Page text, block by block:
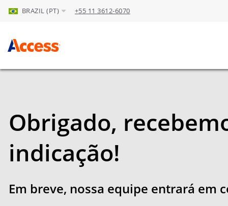
Skip to Main Content
BRAZIL (PT) +55 11 3612-6070
Obrigado,
indicação!
Em breve, nossa equipe entrará em